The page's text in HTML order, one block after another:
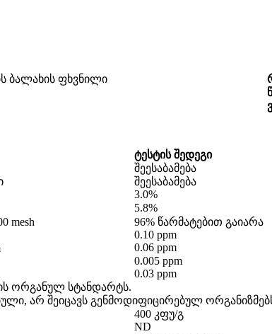
ბალახის ფხვნილი
ტესტის შედეგი
შეესაბამება
შეესაბამება
3.0%
5.8%
mesh 96% წარმატებით გაიარა
0.10 ppm
0.06 ppm
0.005 ppm
0.03 ppm
ის ორგანულ სტანდარტს.
არ შეიცავს გენმოდიფიცირებულ
400 კფუ/გ
ND